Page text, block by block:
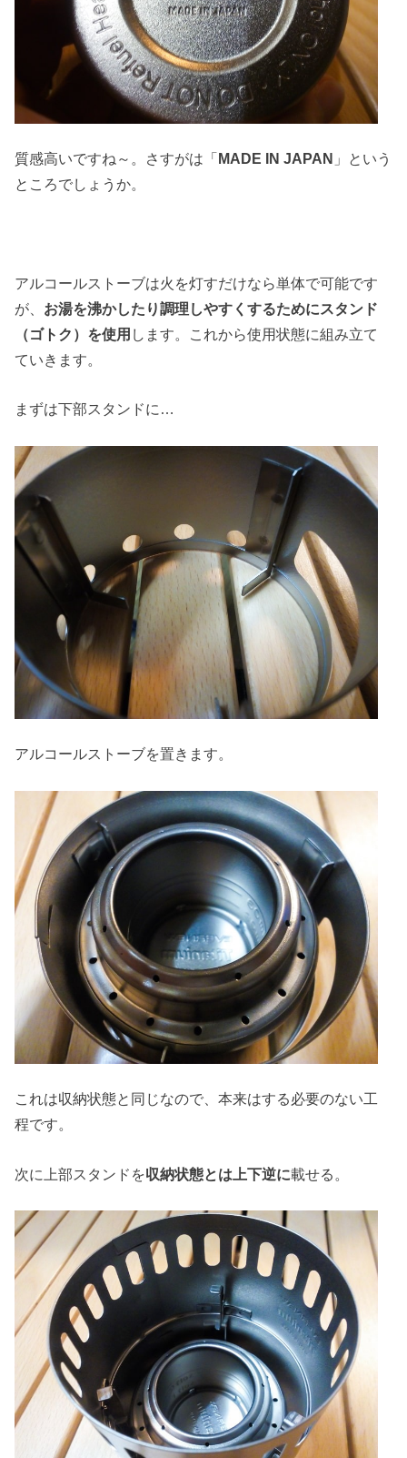
質感高いですね～。さすがは「MADE IN JAPAN 」という
ところでしょうか。
アルコールストーブは火を灯すだけなら単体で可能です
が、 お湯を沸かしたり調理しやすくするためにスタンド
（ゴトク）を使用 します。これから使用状態に組み立て
ていきます。
まずは下部スタンドに…
アルコールストーブを置きます。
これは収納状態と同じなので、本来はする必要のない工
程です。
次に上部スタンドを収納状態とは上下逆に載せる。